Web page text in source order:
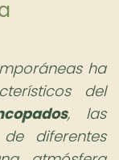
ha
del
, las
diferentes